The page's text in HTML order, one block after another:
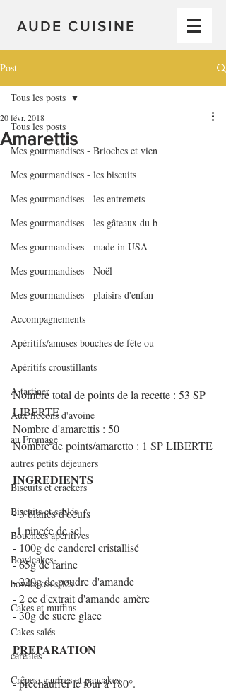
AUDE CUISINE
Post
Tous les posts
Mes gourmandises - Brioches et vien
Mes gourmandises - les biscuits
Mes gourmandises - les entremets
Mes gourmandises - les gâteaux du b
Mes gourmandises - made in USA
Mes gourmandises - Noël
Mes gourmandises - plaisirs d'enfan
Accompagnements
Apéritifs/amuses bouches de fête ou
Apéritifs croustillants
A tartiner
Aux flocons d'avoine
au Fromage
autres petits déjeuners
Biscuits et crackers
Biscuits et sablés
Bouchées apéritives
Bowlcakes
bowlcakes salés
Cakes et muffins
Cakes salés
céréales
Crêpes, gaufres et pancakes
Tous les posts
Amarettis
20 févr. 2018
Nombre total de points de la recette : 53 SP
LIBERTE
Nombre d'amarettis : 50
Nombre de points/amaretto : 1 SP LIBERTE
INGREDIENTS
- 3 blancs d'oeufs
-1 pincée de sel
- 100g de canderel cristallisé
- 65g de farine
- 220g de poudre d'amande
- 2 cc d'extrait d'amande amère
- 30g de sucre glace
PREPARATION
- préchauffer le four à 180°.